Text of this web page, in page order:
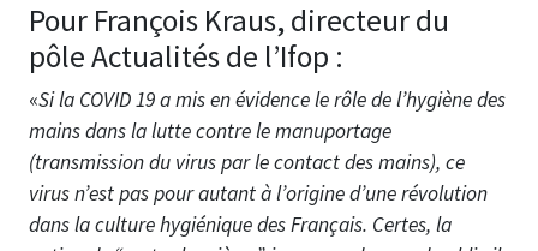
Pour François Kraus, directeur du
pôle Actualités de l’Ifop :
«Si la COVID 19 a mis en évidence le rôle de l’hygiène des
mains dans la lutte contre le manuportage
(transmission du virus par le contact des mains), ce
virus n’est pas pour autant à l’origine d’une révolution
dans la culture hygiénique des Français. Certes, la